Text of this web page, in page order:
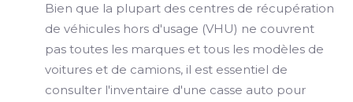
Bien que la plupart des centres de récupération
de véhicules hors d'usage (VHU) ne couvrent
pas toutes les marques et tous les modèles de
voitures et de camions, il est essentiel de
consulter l'inventaire d'une casse auto pour